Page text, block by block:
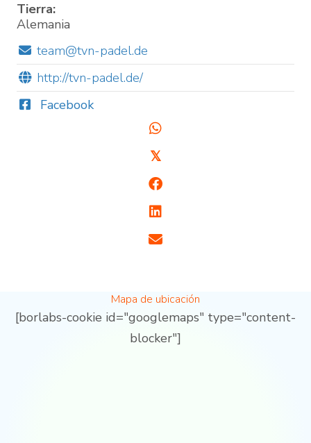
Tierra:
Alemania
team@tvn-padel.de
http://tvn-padel.de/
Facebook
𝕏
Mapa de ubicación
[borlabs-cookie id="googlemaps" type="content-
blocker"]